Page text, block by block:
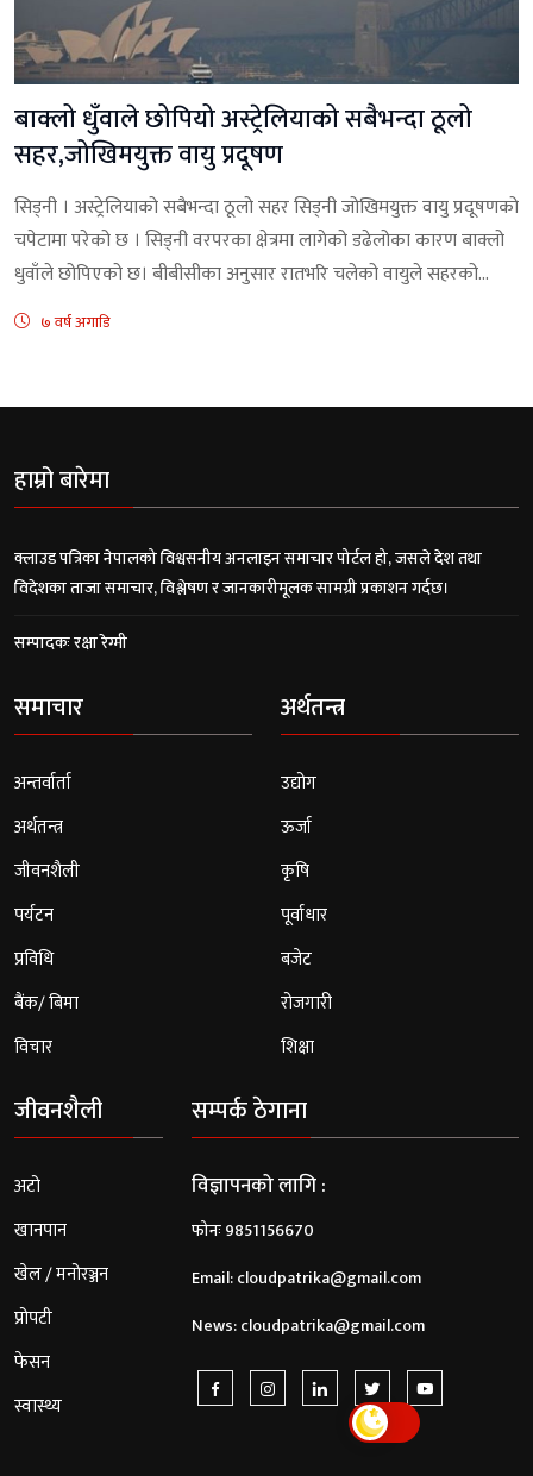
बाक्लो धुँवाले छोपियो अस्ट्रेलियाको सबैभन्दा ठूलो
सहर,जोखिमयुक्त वायु प्रदूषण
सिड्नी । अस्ट्रेलियाको सबैभन्दा ठूलो सहर सिड्नी जोखिमयुक्त वायु प्रदूषणको
चपेटामा परेको छ । सिड्नी वरपरका क्षेत्रमा लागेको डढेलोका कारण बाक्लो
धुवाँले छोपिएको छ। बीबीसीका अनुसार रातभरि चलेको वायुले सहरको...
७ वर्ष अगाडि
हाम्रो बारेमा
क्लाउड पत्रिका नेपालको विश्वसनीय अनलाइन समाचार पोर्टल हो, जसले देश तथा
विदेशका ताजा समाचार, विश्लेषण र जानकारीमूलक सामग्री प्रकाशन गर्दछ।
सम्पादकः रक्षा रेग्मी
समाचार
अन्तर्वार्ता
अर्थतन्त्र
जीवनशैली
पर्यटन
प्रविधि
बैंक/ बिमा
विचार
अर्थतन्त्र
उद्योग
ऊर्जा
कृषि
पूर्वाधार
बजेट
रोजगारी
शिक्षा
जीवनशैली
अटो
खानपान
खेल / मनोरञ्जन
प्रोपटी
फेसन
स्वास्थ्य
सम्पर्क ठेगाना
विज्ञापनको लागि :
फोनः 9851156670
Email:cloudpatrika@gmail.com
News:cloudpatrika@gmail.com